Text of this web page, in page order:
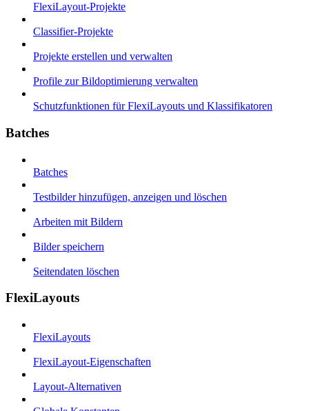
FlexiLayout-Projekte
Classifier-Projekte
Projekte erstellen und verwalten
Profile zur Bildoptimierung verwalten
Schutzfunktionen für FlexiLayouts und Klassifikatoren
Batches
Batches
Testbilder hinzufügen, anzeigen und löschen
Arbeiten mit Bildern
Bilder speichern
Seitendaten löschen
FlexiLayouts
FlexiLayouts
FlexiLayout-Eigenschaften
Layout-Alternativen